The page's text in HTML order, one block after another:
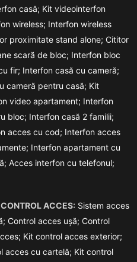
casă; Kit videointerfon
wireless; Interfon wireless
proximitate stand alone; Cititor
scară de bloc; Interfon bloc
fir; Interfon casă cu cameră;
cameră pentru casă; Kit
video apartament; Interfon
bloc; Interfon casă 2 familii;
acces cu cod; Interfon acces
Interfon apartament cu
Acces interfon cu telefonul;
ACCES: Sistem acces
Control acces ușă; Control
Kit control acces exterior;
acces cu cartelă; Kit control